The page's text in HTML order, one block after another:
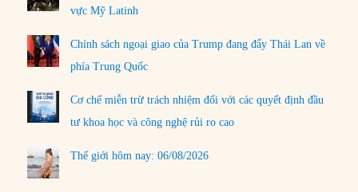
vực Mỹ Latinh
Chính sách ngoại giao của Trump đang đẩy Thái Lan về
phía Trung Quốc
Cơ chế miễn trừ trách nhiệm đối với các quyết định đầu
tư khoa học và công nghệ rủi ro cao
Thế giới hôm nay: 06/08/2026